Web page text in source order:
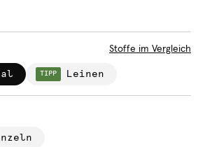
Stoffe im Vergleich
TIPP Leinen